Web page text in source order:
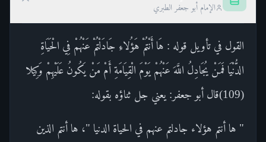
الإمام أبو جعفر الطبري
القول في تأويل قوله : هَا أَنْتُمْ هَؤُلاءِ جَادَلْتُمْ عَنْهُمْ فِي الْحَيَاةِ
الدُّنْيَا فَمَنْ يُجَادِلُ اللَّهَ عَنْهُمْ يَوْمَ الْقِيَامَةِ أَمْ مَنْ يَكُونُ عَلَيْهِمْ وَكِيلا
(109)قال أبو جعفر: يعني جل ثناؤه بقوله:
" ها أنتم هؤلاء جادلتم عنهم في الحياة الدنيا "، ها أنتم الذين